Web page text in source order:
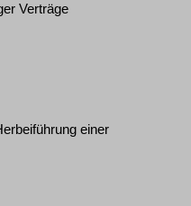
Verträge
einer